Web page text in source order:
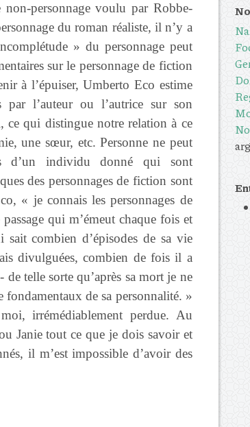
non-personnage voulu par Robbe-
du roman réaliste, il n’y a
» du personnage peut
sur le personnage de fiction
à l’épuiser, Umberto Eco estime
par l’auteur ou l’autrice sur son
ce qui distingue notre relation à ce
une sœur, etc. Personne ne peut
d’un individu donné qui sont
des personnages de fiction sont
« je connais les personnages de
qui m’émeut chaque fois et
combien d’épisodes de sa vie
divulguées, combien de fois il a
de telle sorte qu’après sa mort je ne
fondamentaux de sa personnalité. »
irrémédiablement perdue. Au
Janie tout ce que je dois savoir et
il m’est impossible d’avoir des